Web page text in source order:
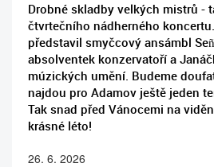
Drobné skladby velkých mistrů -
čtvrtečního nádherného
představil smyčcový ansámbl
absolventek konzervatoří a
múzických umění. Budeme
najdou pro Adamov ještě jeden
Tak snad před Vánocemi na
krásné léto!
26. 6. 2026